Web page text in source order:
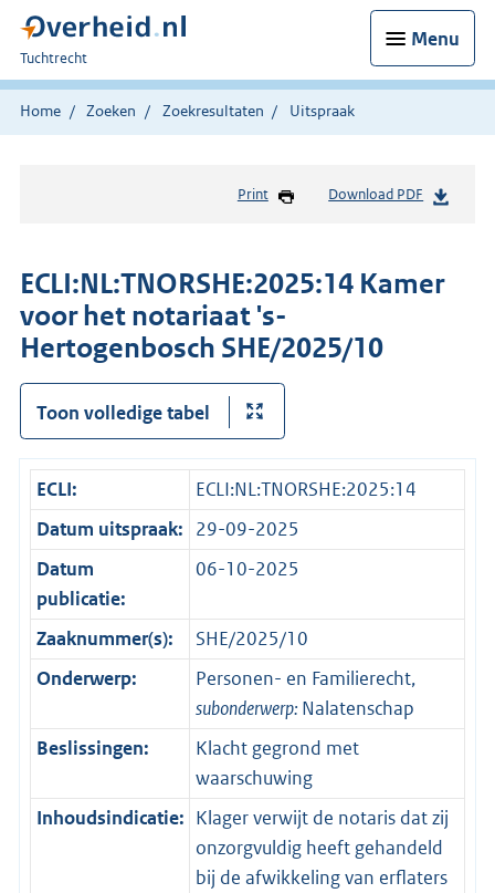
Menu
U
bent
hier:
Tuchtrecht
Home Zoeken Zoekresultaten Uitspraak
Print Download PDF
ECLI:NL:TNORSHE:2025:14 Kamer
voor het notariaat 's-
Hertogenbosch SHE/2025/10
Toon volledige tabel
ECLI:
ECLI:NL:TNORSHE:2025:14
Datum uitspraak: 29-09-2025
Datum
publicatie:
06-10-2025
Zaaknummer(s):
SHE/2025/10
Onderwerp:
Personen- en Familierecht,
subonderwerp: Nalatenschap
Beslissingen:
Klacht gegrond met
waarschuwing
Inhoudsindicatie: Klager verwijt de notaris dat zij
onzorgvuldig heeft gehandeld
bij de afwikkeling van erflaters